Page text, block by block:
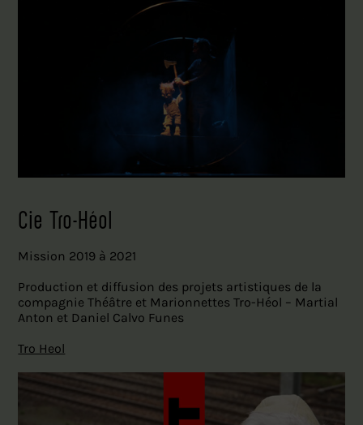
Cie Tro-Héol
Mission 2019 à 2021
Production et diffusion des projets artistiques de la
compagnie Théâtre et Marionnettes Tro-Héol – Martial
Anton et Daniel Calvo Funes
Tro Heol